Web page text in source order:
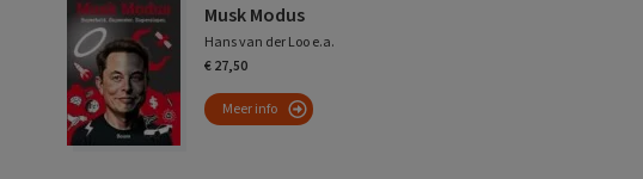
Musk Modus
Hans van der Loo e.a.
€ 27,50
Meer info